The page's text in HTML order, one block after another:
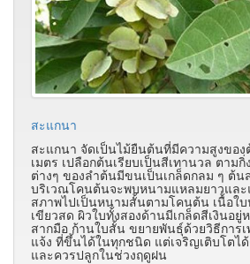
สะแกนา
สะแกนา จัดเป็นไม้ยืนต้นที่มีความสูงขอ
เมตร เปลือกต้นเรียบเป็นสีเทานวล ตาม
ต่างๆ ของลำต้นมีขนเป็นเกล็ดกลม ๆ ต้
บริเวณโคนต้นจะพบหนามแหลมยาวและ
สภาพไปเป็นหนามสั้นตามโคนต้น เนื้อใ
เขียวสด ผิวใบทั้งสองด้านมีเกล็ดสีเงินอ
สากมือ ก้านใบสั้น ขยายพันธุ์ด้วยวิธีการเ
แจ้ง ที่ขึ้นได้ในทุกชนิด แต่เจริญเติบโต
และควรปลูกในช่วงฤดูฝน